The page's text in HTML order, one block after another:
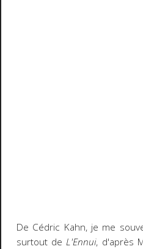
De Cédric Kahn, je me
surtout deL'Ennui, d'après